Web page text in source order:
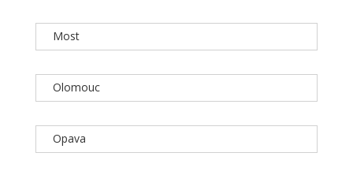
Most
Olomouc
Opava